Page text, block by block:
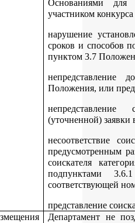
Основаниями для
участником
нарушение
сроков и способов
пунктом 3.7
непредставление
Положения, или
непредставление
(уточненной) заявки
несоответствие
предусмотренным
соискателя
подпунктами 3.6.1
соответствующей
представление
Департамент не